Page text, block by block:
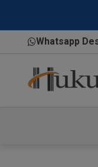
Whatsapp